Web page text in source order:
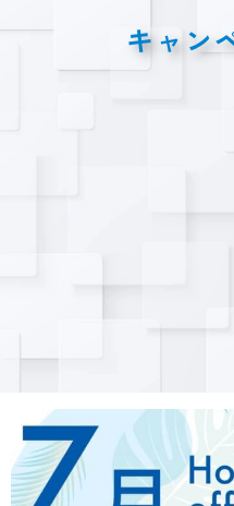
キャン